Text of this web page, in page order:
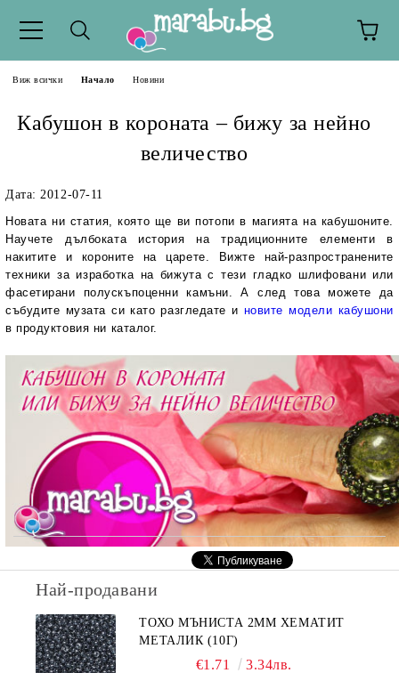
Виж всички Начало Новини
Кабушон в короната – бижу за нейно
величество
Дата: 2012-07-11
Новата ни статия, която ще ви потопи в магията на кабушоните.
Научете дълбоката история на традиционните елементи в
накитите и короните на царете. Вижте най-разпространените
техники за изработка на бижута с тези гладко шлифовани или
фасетирани полускъпоценни камъни. А след това можете да
събудите музата си като разгледате и новите модели кабушони
в продуктовия ни каталог.
Най-продавани
ТОХО МЪНИСТА 2ММ ХЕМАТИТ
МЕТАЛИК (10Г)
€1.71 3.34лв.